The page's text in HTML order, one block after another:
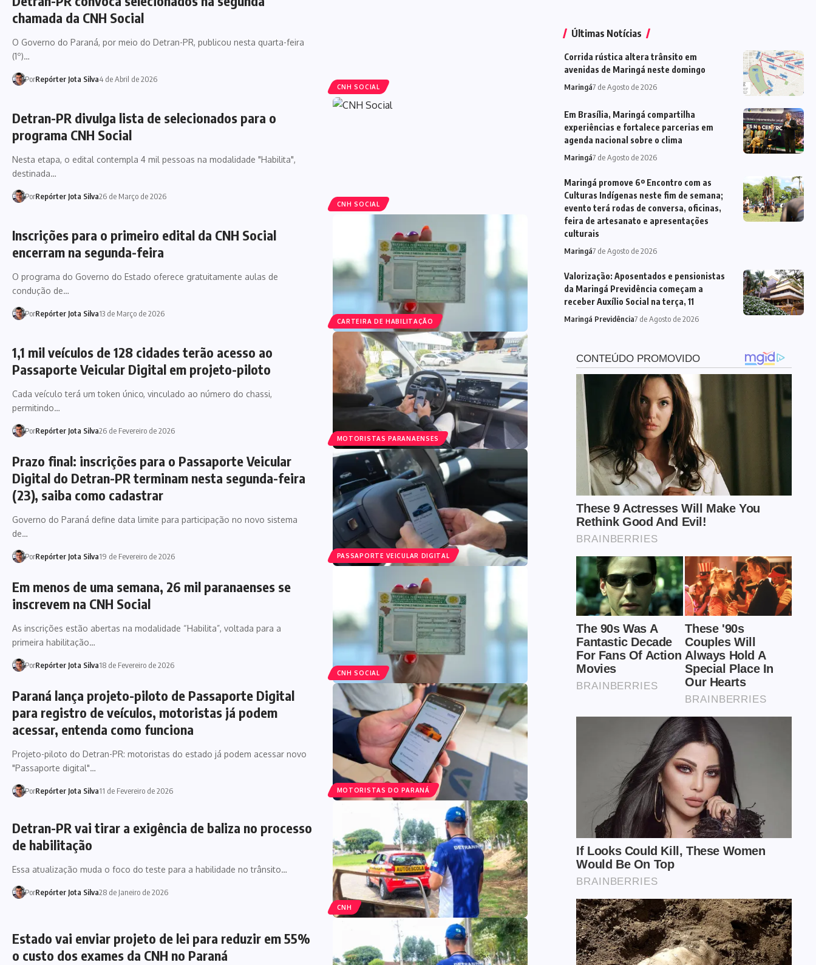
CNH SOCIAL
chamada da CNH Social
O Governo do Paraná, por meio do Detran-PR, publicou nesta quarta-feira
(1º)…
PorRepórter Jota Silva4 de Abril de 2026
CNH SOCIAL
Detran-PR divulga lista de selecionados para o
programa CNH Social
Nesta etapa, o edital contempla 4 mil pessoas na modalidade "Habilita",
destinada…
PorRepórter Jota Silva26 de Março de 2026
CARTEIRA DE HABILITAÇÃO
Inscrições para o primeiro edital da CNH Social
encerram na segunda-feira
O programa do Governo do Estado oferece gratuitamente aulas de
condução de…
PorRepórter Jota Silva13 de Março de 2026
MOTORISTAS PARANAENSES
1,1 mil veículos de 128 cidades terão acesso ao
Passaporte Veicular Digital em projeto-piloto
Cada veículo terá um token único, vinculado ao número do chassi,
permitindo…
PorRepórter Jota Silva26 de Fevereiro de 2026
PASSAPORTE VEICULAR DIGITAL
Prazo final: inscrições para o Passaporte Veicular
Digital do Detran-PR terminam nesta segunda-feira
(23), saiba como cadastrar
Governo do Paraná define data limite para participação no novo sistema
de…
PorRepórter Jota Silva19 de Fevereiro de 2026
CNH SOCIAL
Em menos de uma semana, 26 mil paranaenses se
inscrevem na CNH Social
As inscrições estão abertas na modalidade “Habilita”, voltada para a
primeira habilitação…
PorRepórter Jota Silva18 de Fevereiro de 2026
MOTORISTAS DO PARANÁ
Paraná lança projeto-piloto de Passaporte Digital
para registro de veículos, motoristas já podem
acessar, entenda como funciona
Projeto-piloto do Detran-PR: motoristas do estado já podem acessar novo
"Passaporte digital"…
PorRepórter Jota Silva11 de Fevereiro de 2026
CNH
Detran-PR vai tirar a exigência de baliza no processo
de habilitação
Essa atualização muda o foco do teste para a habilidade no trânsito…
PorRepórter Jota Silva28 de Janeiro de 2026
Estado vai enviar projeto de lei para reduzir em 55%
o custo dos exames da CNH no Paraná
Últimas Notícias
Corrida rústica altera trânsito em
avenidas de Maringá neste domingo
Maringá7 de Agosto de 2026
Em Brasília, Maringá compartilha
experiências e fortalece parcerias em
agenda nacional sobre o clima
Maringá7 de Agosto de 2026
Maringá promove 6º Encontro com as
Culturas Indígenas neste fim de semana;
evento terá rodas de conversa, oficinas,
feira de artesanato e apresentações
culturais
Maringá7 de Agosto de 2026
Valorização: Aposentados e pensionistas
da Maringá Previdência começam a
receber Auxílio Social na terça, 11
Maringá Previdência7 de Agosto de 2026